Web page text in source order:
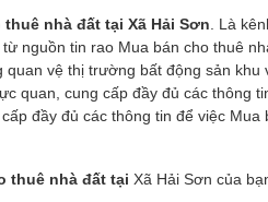
thuê nhà đất tại Xã Hải Sơn . Là
nguồn tin rao Mua bán cho thuê
vệ thị trường bất động sản
quan, cung cấp đầy đủ các thông
đầy đủ các thông tin để việc
thuê nhà đất tại Xã Hải Sơn của